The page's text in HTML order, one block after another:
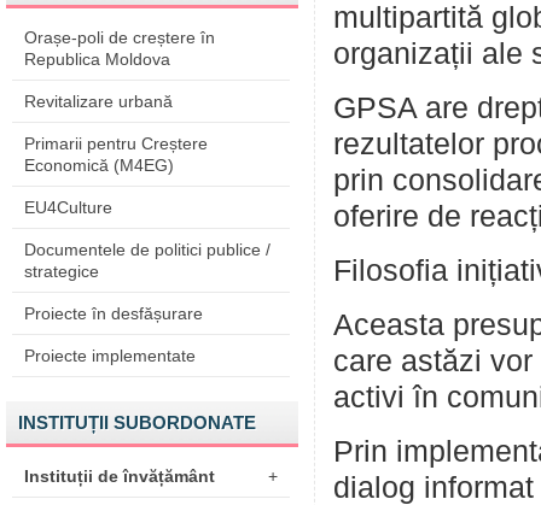
Orașe-poli de creștere în
Republica Moldova
Revitalizare urbană
Primarii pentru Creștere
Economică (M4EG)
EU4Culture
Documentele de politici publice /
strategice
Proiecte în desfășurare
Proiecte implementate
INSTITUȚII SUBORDONATE
Instituții de învățământ +
multipartită
organizații ale
GPSA are
rezultatelor
prin
oferire de
Filosofia
Aceasta
care astăzi
activi în
Prin
dialog